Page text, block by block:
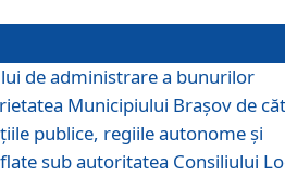
de administrare a bunurilor
Municipiului Brașov de
publice, regiile autonome și
sub autoritatea Consiliului